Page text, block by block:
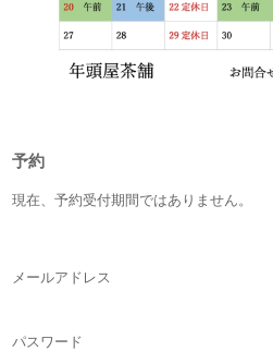
予約
現在、予約受付期間ではありません。
メールアドレス
パスワード